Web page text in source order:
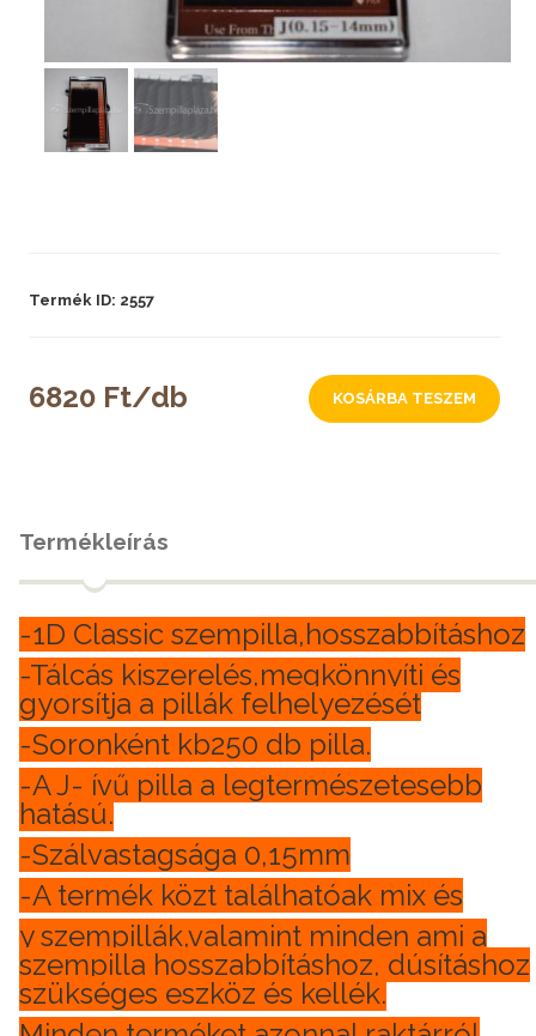
Termék ID: 2557
6820 Ft/db
Termékleírás
-1D Classic szempilla,hosszabbításhoz
-Tálcás kiszerelés,megkönnyíti és
gyorsítja a pillák felhelyezését
-Soronként kb250 db pilla.
-A J- ívű pilla a legtermészetesebb
hatású.
-Szálvastagsága 0,15mm
-A termék közt találhatóak mix és
y szempillák,valamint minden ami a
szempilla hosszabbításhoz, dúsításhoz
szükséges eszköz és kellék.